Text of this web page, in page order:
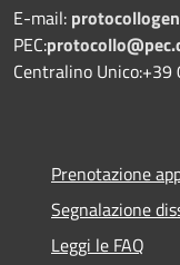
E-mail:
PEC:
Centralino Unico:+39
Prenotazione
Segnalazione
Leggi le FAQ